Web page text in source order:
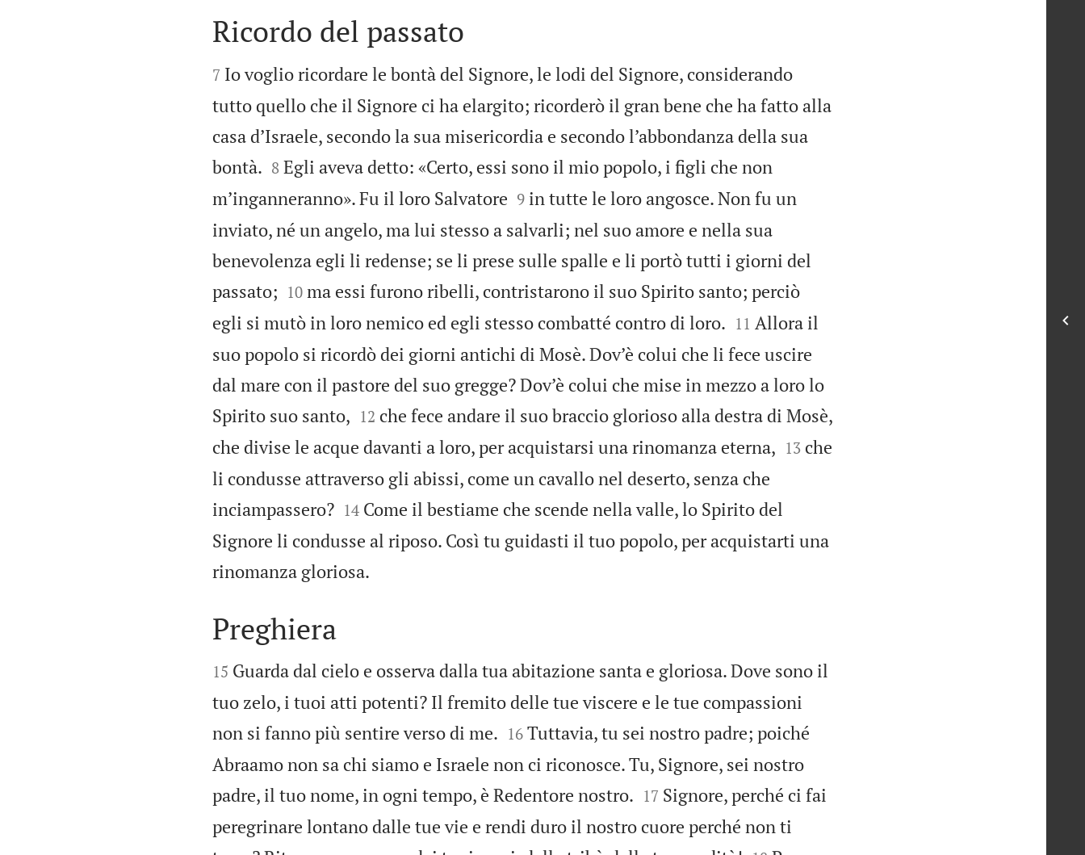

Ricordo del passato

7 Io voglio ricordare le bontà del Signore, le lodi del Signore, considerando
tutto quello che il Signore ci ha elargito; ricorderò il gran bene che ha fatto alla
casa d’Israele, secondo la sua misericordia e secondo l’abbondanza della sua
bontà.
8 Egli aveva detto: «Certo, essi sono il mio popolo, i figli che non
m’inganneranno». Fu il loro Salvatore
9 in tutte le loro angosce. Non fu un
inviato, né un angelo, ma lui stesso a salvarli; nel suo amore e nella sua
benevolenza egli li redense; se li prese sulle spalle e li portò tutti i giorni del
passato;
10 ma essi furono ribelli, contristarono il suo Spirito santo; perciò
egli si mutò in loro nemico ed egli stesso combatté contro di loro.
11 Allora il
suo popolo si ricordò dei giorni antichi di Mosè. Dov’è colui che li fece uscire
dal mare con il pastore del suo gregge? Dov’è colui che mise in mezzo a loro lo
Spirito suo santo, 

12 che fece andare il suo braccio glorioso alla destra di Mosè,
che divise le acque davanti a loro, per acquistarsi una rinomanza eterna, 

13 che
li condusse attraverso gli abissi, come un cavallo nel deserto, senza che
inciampassero?
14 Come il bestiame che scende nella valle, lo Spirito del
Signore li condusse al riposo. Così tu guidasti il tuo popolo, per acquistarti una
rinomanza gloriosa.

Preghiera

15 Guarda dal cielo e osserva dalla tua abitazione santa e gloriosa. Dove sono il
tuo zelo, i tuoi atti potenti? Il fremito delle tue viscere e le tue compassioni
non si fanno più sentire verso di me.
16 Tuttavia, tu sei nostro padre; poiché
Abraamo non sa chi siamo e Israele non ci riconosce. Tu, Signore, sei nostro
padre, il tuo nome, in ogni tempo, è Redentore nostro.
17 Signore, perché ci fai
peregrinare lontano dalle tue vie e rendi duro il nostro cuore perché non ti